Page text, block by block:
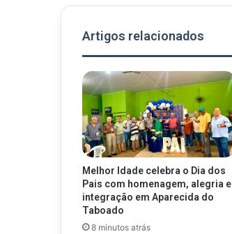
Artigos relacionados
Melhor Idade celebra o Dia dos
Pais com homenagem, alegria e
integração em Aparecida do
Taboado
8 minutos atrás